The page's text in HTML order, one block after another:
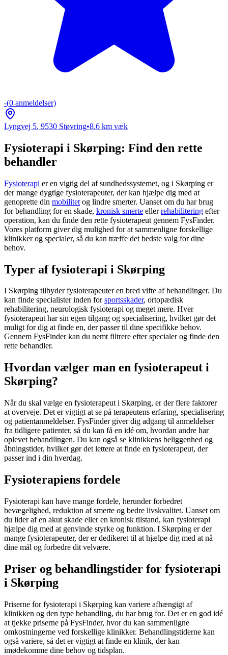
-(0 anmeldelser)
Lyngvej 5, 9530 Støvring•8.6 km væk
Fysioterapi i Skørping: Find den rette
behandler
Fysioterapi er en vigtig del af sundhedssystemet, og i Skørping er
der mange dygtige fysioterapeuter, der kan hjælpe dig med at
genoprette din mobilitet og lindre smerter. Uanset om du har brug
for behandling for en skade, kronisk smerte ellerrehabilitering efter
operation, kan du finde den rette fysioterapeut gennem FysFinder.
Vores platform giver dig mulighed for at sammenligne forskellige
klinikker og specialer, så du kan træffe det bedste valg for dine
behov.
Typer af fysioterapi i Skørping
I Skørping tilbyder fysioterapeuter en bred vifte af behandlinger. Du
kan finde specialister inden forsportsskader, ortopædisk
rehabilitering, neurologisk fysioterapi og meget mere. Hver
fysioterapeuthar sin egen tilgang og specialisering, hvilket gør det
muligt for dig at finde en, der passer til dine specifikke behov.
Gennem FysFinder kan du nemt filtrere efter specialer og finde den
rette behandler.
Hvordan vælger man en fysioterapeut i
Skørping?
Når du skal vælge en fysioterapeut i Skørping, er der flere faktorer
at overveje. Det er vigtigt at se på terapeutens erfaring, specialisering
og patientanmeldelser. FysFinder giver dig adgang til anmeldelser
fra tidligere patienter, så du kan få en idé om, hvordan andre har
oplevet behandlingen. Du kan også se klinikkens beliggenhed og
åbningstider, hvilket gør det lettere at finde en fysioterapeut, der
passer ind i din hverdag.
Fysioterapiens fordele
Fysioterapi kan have mange fordele, herunder forbedret
bevægelighed, reduktion af smerte og bedre livskvalitet. Uanset om
du lider af en akut skade eller en kronisk tilstand, kan fysioterapi
hjælpe dig med at genvinde styrke og funktion. I Skørping er der
mange fysioterapeuter, der er dedikeret til at hjælpe dig med at nå
dine mål og forbedre dit velvære.
Priser og behandlingstider for fysioterapi
i Skørping
Priserne forfysioterapi i Skørping kan variere afhængigt af
klinikken og den type behandling, du har brug for. Det er en god idé
at tjekke priserne på FysFinder, hvor du kan sammenligne
omkostningerne ved forskellige klinikker. Behandlingstiderne kan
også variere, så det er vigtigt at finde en klinik, der kan
imødekomme dine behov og tidsplan.